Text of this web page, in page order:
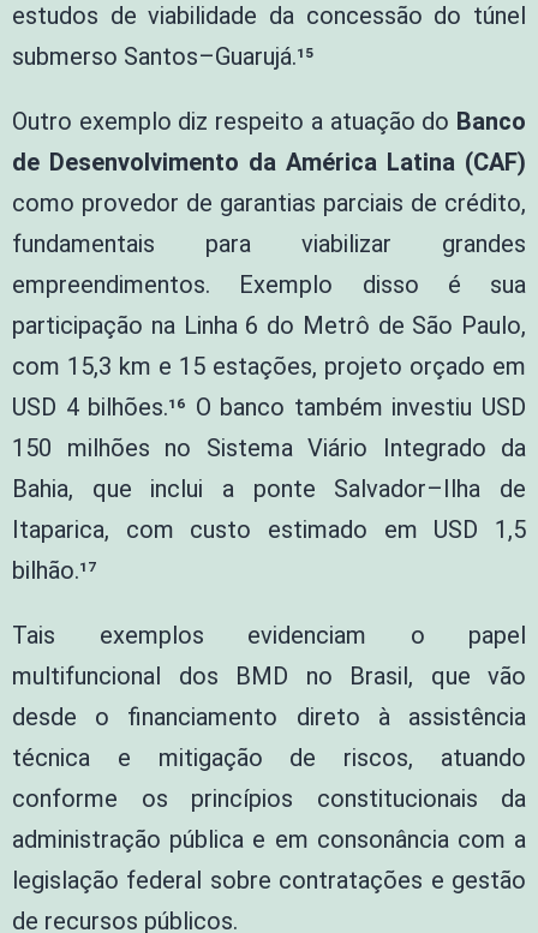
estudos de viabilidade da concessão do túnel
submerso Santos–Guarujá.¹⁵
Outro exemplo diz respeito a atuação do Banco
de Desenvolvimento da América Latina (CAF)
como provedor de garantias parciais de crédito,
fundamentais para viabilizar grandes
empreendimentos. Exemplo disso é sua
participação na Linha 6 do Metrô de São Paulo,
com 15,3 km e 15 estações, projeto orçado em
USD 4 bilhões.¹⁶ O banco também investiu USD
150 milhões no Sistema Viário Integrado da
Bahia, que inclui a ponte Salvador–Ilha de
Itaparica, com custo estimado em USD 1,5
bilhão.¹⁷
Tais exemplos evidenciam o papel
multifuncional dos BMD no Brasil, que vão
desde o financiamento direto à assistência
técnica e mitigação de riscos, atuando
conforme os princípios constitucionais da
administração pública e em consonância com a
legislação federal sobre contratações e gestão
de recursos públicos.